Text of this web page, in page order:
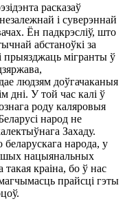
расказаў
і суверэннай
Ён падкрэсліў, што
абстаноўкі за
прыязджаць мігранты ў
людзям доўгачаканыя
дні. У той час калі ў
роду каляровыя
народ не
Захаду.
беларускага народа, у
нацыянальных
краіна, бо ў нас
прайсці гэты